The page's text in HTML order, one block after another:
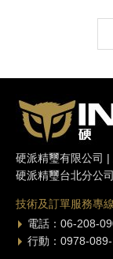
硬派精璽有限公司
硬派精璽台北分公
技術及訂單服務專線
電話：06-208-
行動：0978-